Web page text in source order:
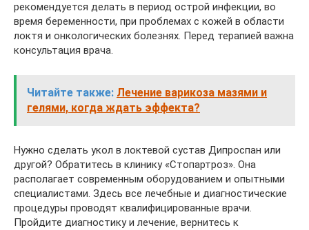
рекомендуется делать в период острой инфекции, во
время беременности, при проблемах с кожей в области
локтя и онкологических болезнях. Перед терапией важна
консультация врача.
Читайте также: Лечение варикоза мазями и
гелями, когда ждать эффекта?
Нужно сделать укол в локтевой сустав Дипроспан или
другой? Обратитесь в клинику «Стопартроз». Она
располагает современным оборудованием и опытными
специалистами. Здесь все лечебные и диагностические
процедуры проводят квалифицированные врачи.
Пройдите диагностику и лечение, вернитесь к